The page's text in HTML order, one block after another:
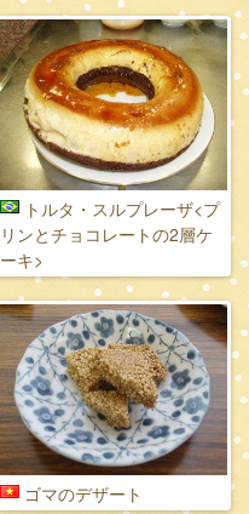
トルタ・スルプレーザ<プ
リンとチョコレートの2層ケ
ーキ>
ゴマのデザート